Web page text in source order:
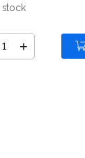
stock
+ Ajouter